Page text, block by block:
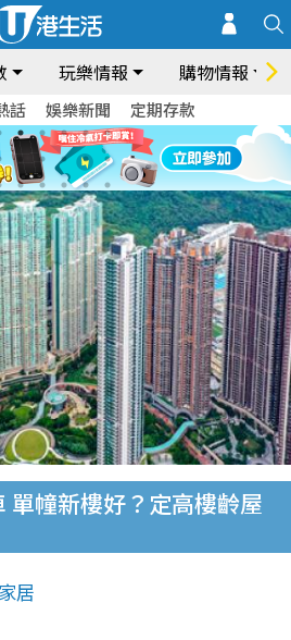
玩樂情報 購物情報
話 娛樂新聞 定期存款
單幢新樓好？定高樓齡屋
家居